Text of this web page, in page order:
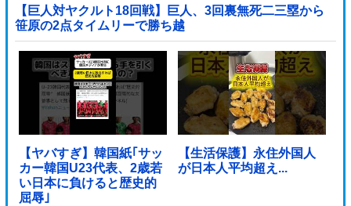
【巨人対ヤクルト18回戦】巨人、3回裏無死二三塁から
笹原の2点タイムリーで勝ち越
し！！！！！！！！！！！！！他
【ヤバすぎ】韓国紙｢サッ
カー韓国U23代表、2歳若
い日本に負けると歴史的
屈辱｣
【生活保護】永住外国人
が日本人平均超え...